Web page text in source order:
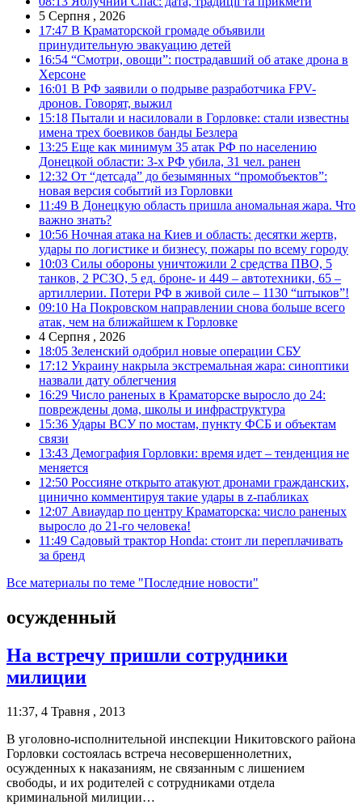
5 Серпня , 2026
17:47 В Краматорской громаде объявили
принудительную эвакуацию детей
16:54 “Смотри, овощи”: пострадавший об атаке дрона в
Херсоне
16:01 В РФ заявили о подрыве разработчика FPV-
дронов. Говорят, выжил
15:18 Пытали и насиловали в Горловке: стали известны
имена трех боевиков банды Безлера
13:25 Еще как минимум 35 атак РФ по населению
Донецкой области: 3-х РФ убила, 31 чел. ранен
12:32 От “детсада” до безымянных “промобъектов”:
новая версия событий из Горловки
11:49 В Донецкую область пришла аномальная жара. Что
важно знать?
10:56 Ночная атака на Киев и область: десятки жертв,
удары по логистике и бизнесу, пожары по всему городу
10:03 Силы обороны уничтожили 2 средства ПВО, 5
танков, 2 РСЗО, 5 ед. броне- и 449 – автотехники, 65 –
артиллерии. Потери РФ в живой силе – 1130 “штыков”!
09:10 На Покровском направлении снова больше всего
атак, чем на ближайшем к Горловке
4 Серпня , 2026
18:05 Зеленский одобрил новые операции СБУ
17:12 Украину накрыла экстремальная жара: синоптики
назвали дату облегчения
16:29 Число раненых в Краматорске выросло до 24:
повреждены дома, школы и инфраструктура
15:36 Удары ВСУ по мостам, пункту ФСБ и объектам
связи
13:43 Демография Горловки: время идет – тенденция не
меняется
12:50 Россияне открыто атакуют дронами гражданских,
цинично комментируя такие удары в z-пабликах
12:07 Авиаудар по центру Краматорска: число раненых
выросло до 21-го человека!
11:49 Садовый трактор Honda: стоит ли переплачивать
за бренд
Все материалы по теме "Последние новости"
осужденный
На встречу пришли сотрудники
милиции
11:37, 4 Травня , 2013
В уголовно-исполнительной инспекции Никитовского района
Горловки состоялась встреча несовершеннолетних,
осужденных к наказаниям, не связанным с лишением
свободы, и их родителей с сотрудниками отдела
криминальной милиции…